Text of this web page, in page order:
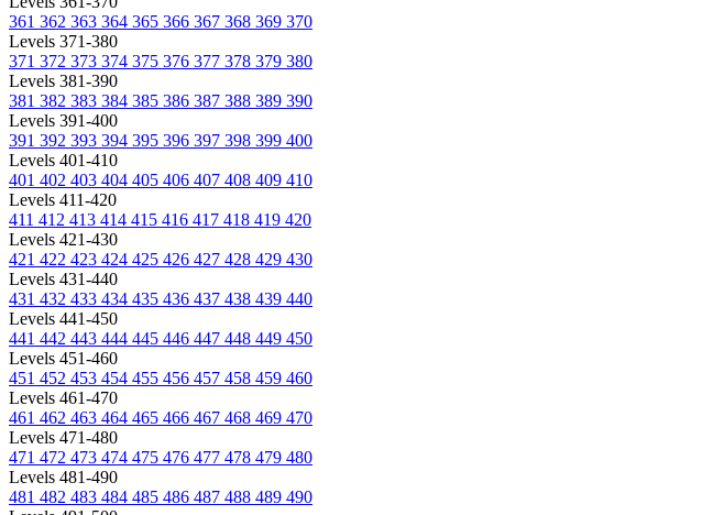
361 362 363 364 365 366 367 368 369 370
Levels 371-380
371 372 373 374 375 376 377 378 379 380
Levels 381-390
381 382 383 384 385 386 387 388 389 390
Levels 391-400
391 392 393 394 395 396 397 398 399 400
Levels 401-410
401 402 403 404 405 406 407 408 409 410
Levels 411-420
411 412 413 414 415 416 417 418 419 420
Levels 421-430
421 422 423 424 425 426 427 428 429 430
Levels 431-440
431 432 433 434 435 436 437 438 439 440
Levels 441-450
441 442 443 444 445 446 447 448 449 450
Levels 451-460
451 452 453 454 455 456 457 458 459 460
Levels 461-470
461 462 463 464 465 466 467 468 469 470
Levels 471-480
471 472 473 474 475 476 477 478 479 480
Levels 481-490
481 482 483 484 485 486 487 488 489 490